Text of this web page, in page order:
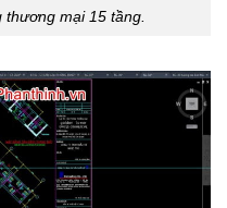
mại 15 tầng.